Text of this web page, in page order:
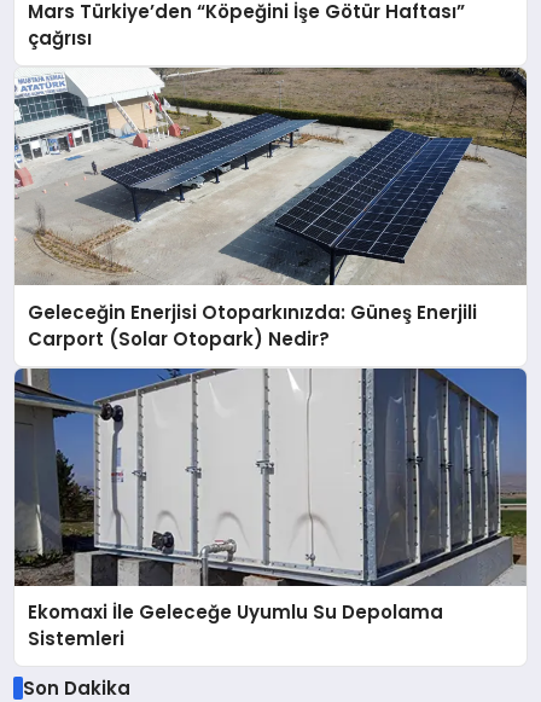
Mars Türkiye’den “Köpeğini İşe Götür Haftası”
çağrısı
Geleceğin Enerjisi Otoparkınızda: Güneş Enerjili
Carport (Solar Otopark) Nedir?
Ekomaxi İle Geleceğe Uyumlu Su Depolama
Sistemleri
Son Dakika